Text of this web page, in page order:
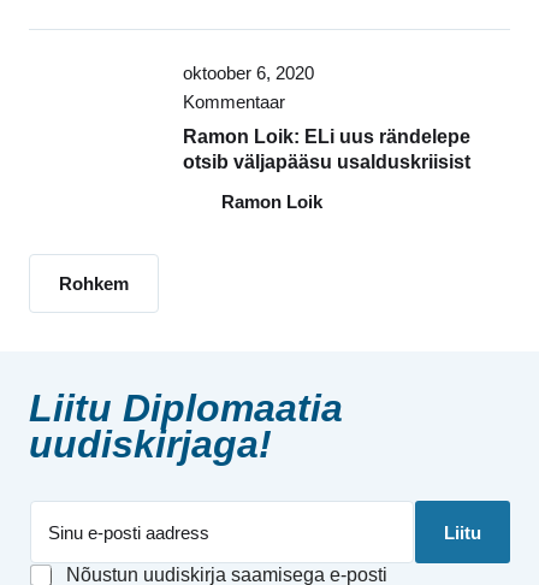
Kommentaar
oktoober 6, 2020
Ramon Loik: ELi uus rändelepe
otsib väljapääsu usalduskriisist
Ramon Loik
Rohkem
Liitu Diplomaatia
uudiskirjaga!
a
i
a
iG Nõustun uudiskirja saamisega e-posti
Liitu